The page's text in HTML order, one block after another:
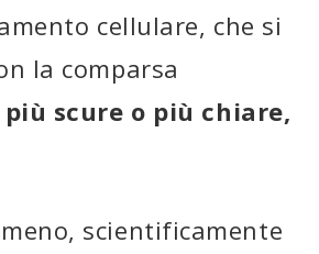
cellulare, che si
la comparsa
scure o più chiare,
scientificamente